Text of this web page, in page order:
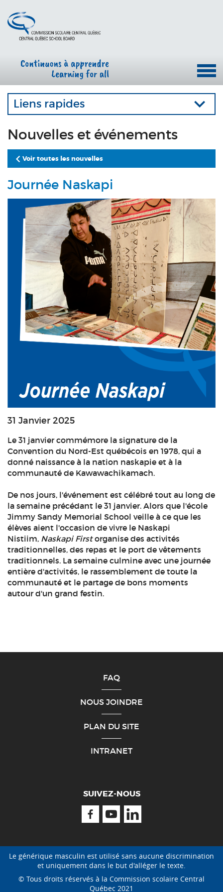
Liens rapides
Nouvelles et événements
Voir toutes les nouvelles
Journée Naskapi
31 Janvier 2025
Le 31 janvier commémore la signature de la
Convention du Nord-Est québécois en 1978, qui a
donné naissance à la nation naskapie et à la
communauté de Kawawachikamach.
De nos jours, l'événement est célébré tout au long de
la semaine précédant le 31 janvier. Alors que l'école
Jimmy Sandy Memorial School veille à ce que les
élèves aient l'occasion de vivre le Naskapi
Nistiim, Naskapi Firstorganise des activités
traditionnelles, des repas et le port de vêtements
traditionnels. La semaine culmine avec une journée
entière d'activités, le rassemblement de toute la
communauté et le partage de bons moments
autour d'un grand festin.
FAQ
NOUS JOINDRE
PLAN DU SITE
INTRANET
SUIVEZ-NOUS
FacebookYoutubeLinkedin
Le générique masculin est utilisé sans aucune discrimination
et uniquement dans le but d'alléger le texte.
© Tous droits réservés à la Commission scolaire Central
Québec 2021